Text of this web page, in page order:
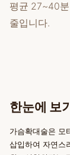
평균 27~40
줄입니다.
한눈에 보기
가슴확대술은 모
삽입하여 자연스